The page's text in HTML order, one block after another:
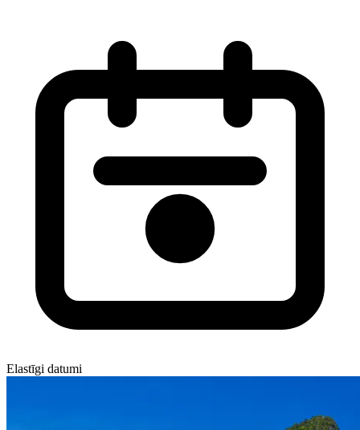
Elastīgi datumi